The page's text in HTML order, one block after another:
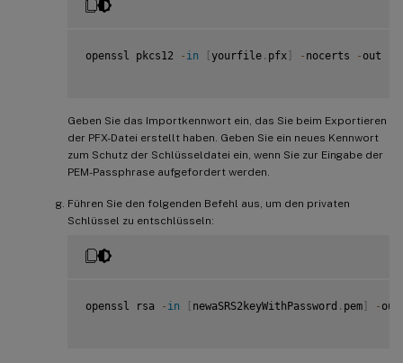
openssl pkcs12 - in [yourfile . pfx] - nocerts - out
Geben Sie das Importkennwort ein, das Sie beim Exportieren
der PFX-Datei erstellt haben. Geben Sie ein neues Kennwort
zum Schutz der Schlüsseldatei ein, wenn Sie zur Eingabe der
PEM-Passphrase aufgefordert werden.
Führen Sie den folgenden Befehl aus, um den privaten
Schlüssel zu entschlüsseln:
openssl rsa - in [ newaSRS2keyWithPassword . pem] -